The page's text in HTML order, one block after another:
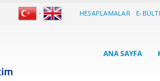
- HESAPLAMALAR E-
ANA SAYFA